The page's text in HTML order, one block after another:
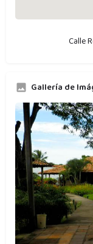
Calle
Gallería de